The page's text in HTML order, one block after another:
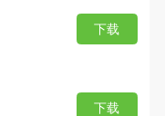
下载
下载